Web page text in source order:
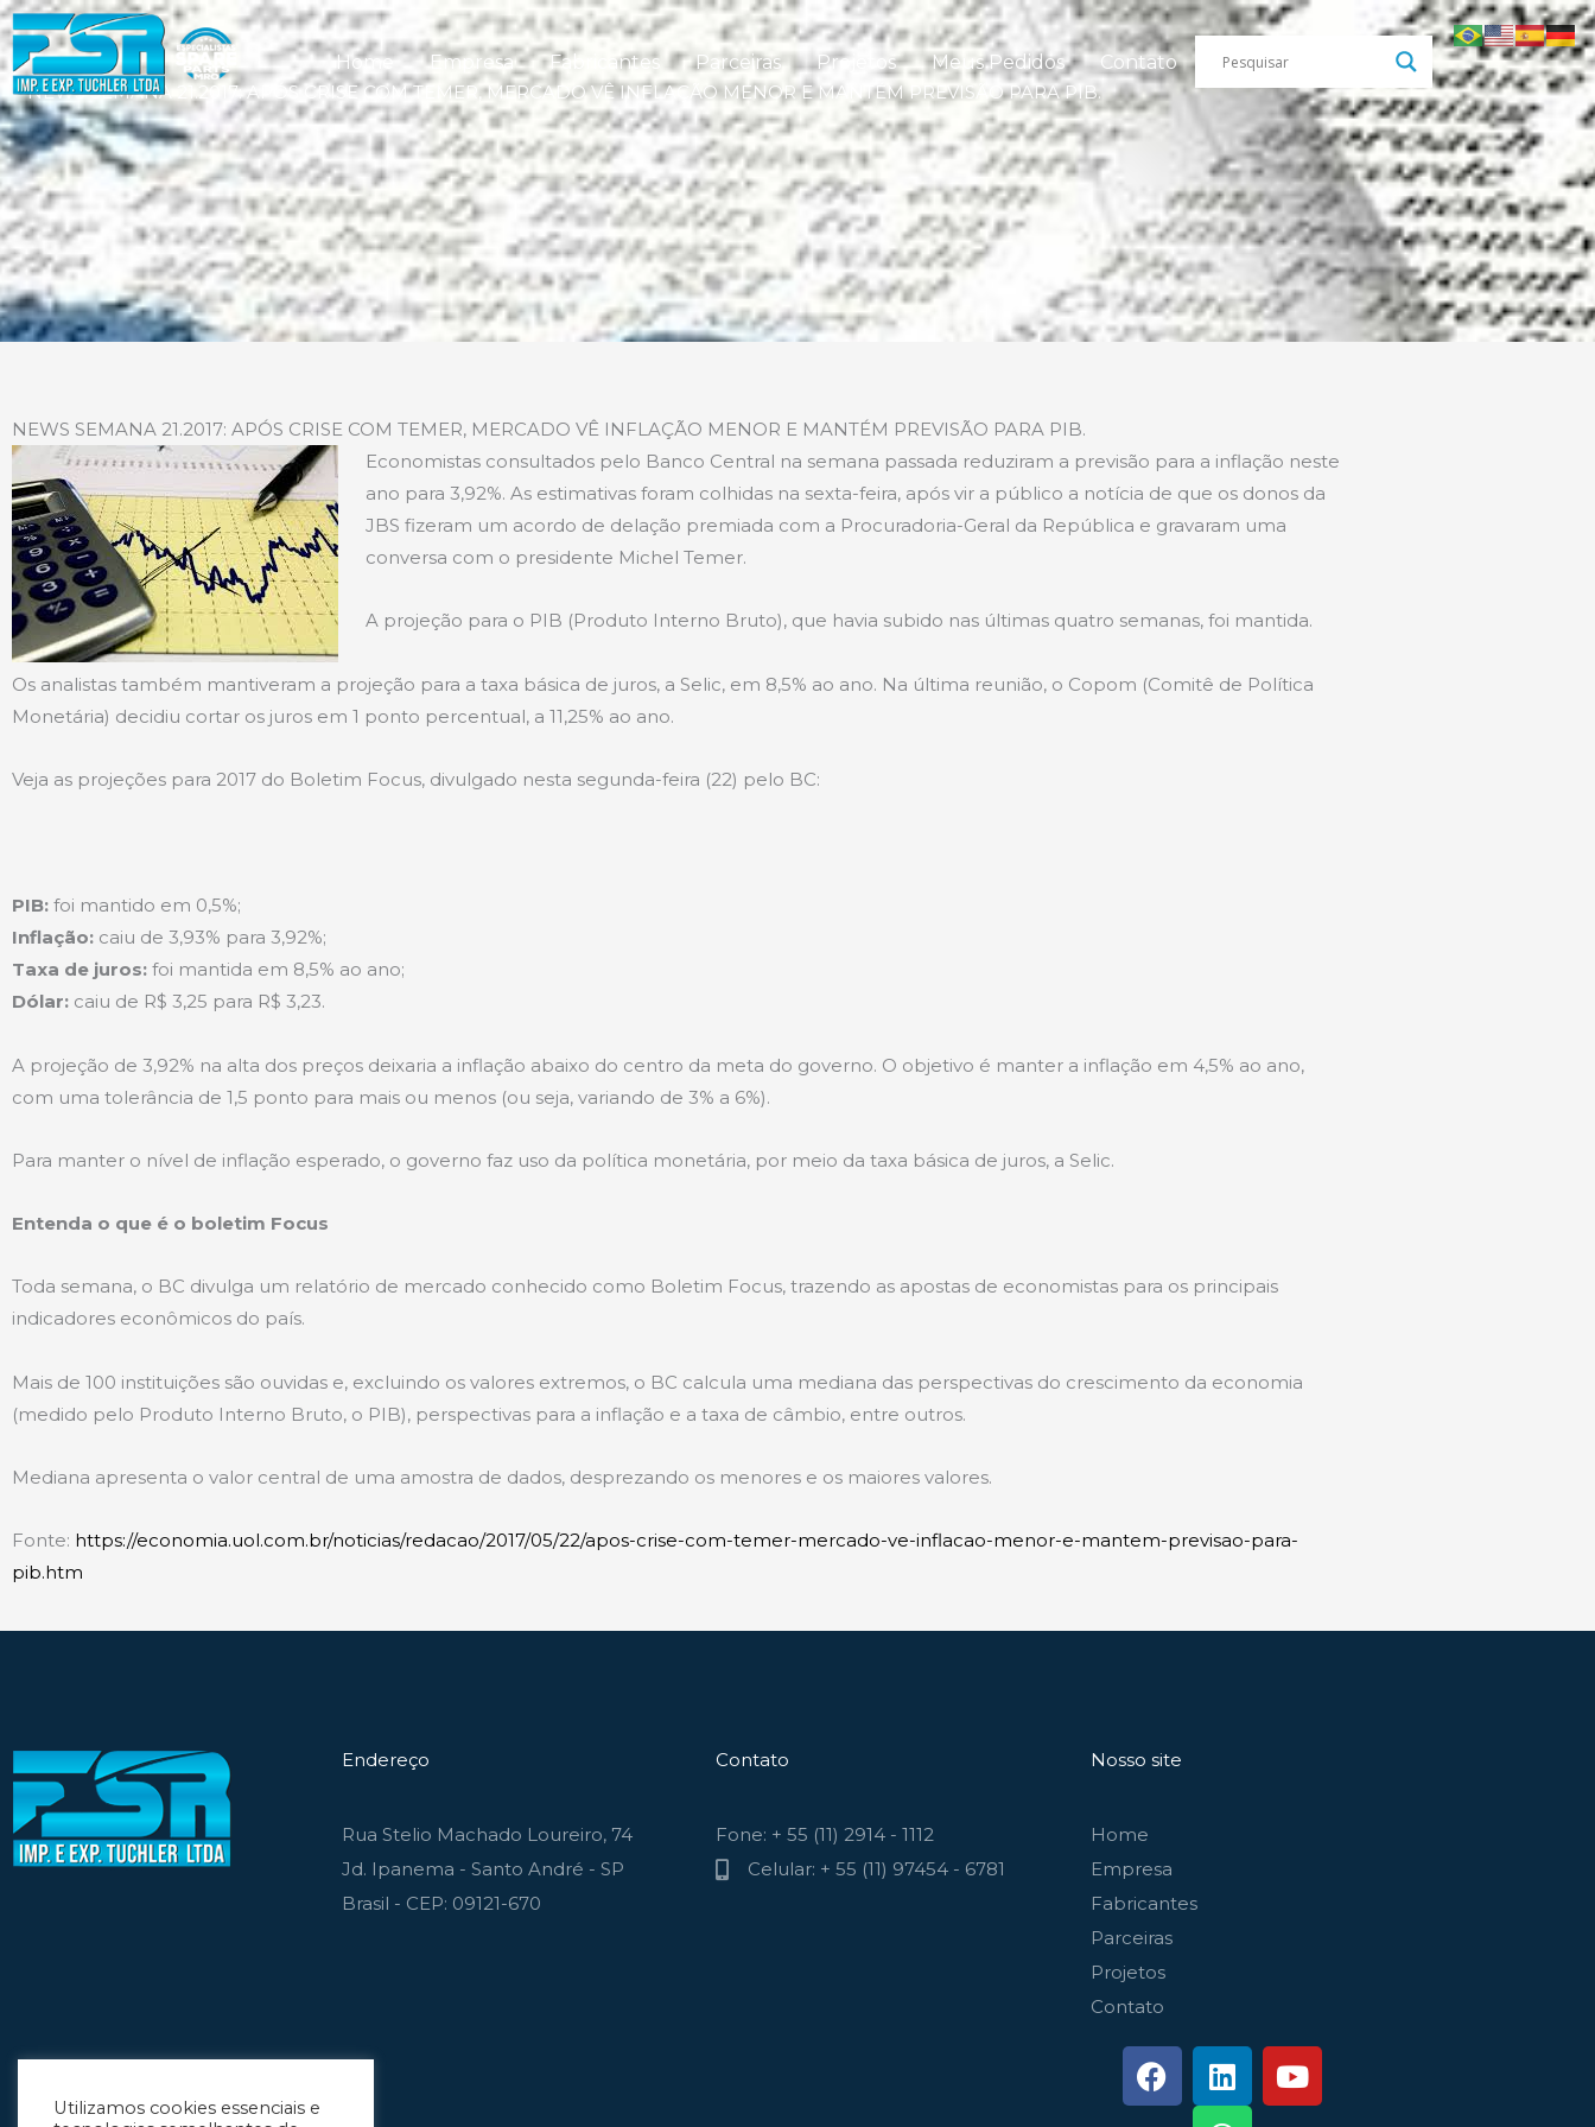
Home Empresa Fabricantes Parceiras Projetos Meus Pedidos
Contato
NEWS SEMANA 21.2017: APÓS CRISE COM TEMER, MERCADO VÊ INFLAÇÃO MENOR E MANTÉM PREVISÃO PARA PIB.
NEWS SEMANA 21.2017: APÓS CRISE COM TEMER, MERCADO VÊ INFLAÇÃO MENOR E MANTÉM PREVISÃO PARA PIB.
Economistas consultados pelo Banco Central na semana passada reduziram a previsão para a inflação neste
ano para 3,92%. As estimativas foram colhidas na sexta-feira, após vir a público a notícia de que os donos da
JBS fizeram um acordo de delação premiada com a Procuradoria-Geral da República e gravaram uma
conversa com o presidente Michel Temer.
A projeção para o PIB (Produto Interno Bruto), que havia subido nas últimas quatro semanas, foi mantida.
Os analistas também mantiveram a projeção para a taxa básica de juros, a Selic, em 8,5% ao ano. Na última reunião, o Copom (Comitê de Política
Monetária) decidiu cortar os juros em 1 ponto percentual, a 11,25% ao ano.
Veja as projeções para 2017 do Boletim Focus, divulgado nesta segunda-feira (22) pelo BC:
PIB: foi mantido em 0,5%;
Inflação: caiu de 3,93% para 3,92%;
Taxa de juros: foi mantida em 8,5% ao ano;
Dólar: caiu de R$ 3,25 para R$ 3,23.
A projeção de 3,92% na alta dos preços deixaria a inflação abaixo do centro da meta do governo. O objetivo é manter a inflação em 4,5% ao ano,
com uma tolerância de 1,5 ponto para mais ou menos (ou seja, variando de 3% a 6%).
Para manter o nível de inflação esperado, o governo faz uso da política monetária, por meio da taxa básica de juros, a Selic.
Entenda o que é o boletim Focus
Toda semana, o BC divulga um relatório de mercado conhecido como Boletim Focus, trazendo as apostas de economistas para os principais
indicadores econômicos do país.
Mais de 100 instituições são ouvidas e, excluindo os valores extremos, o BC calcula uma mediana das perspectivas do crescimento da economia
(medido pelo Produto Interno Bruto, o PIB), perspectivas para a inflação e a taxa de câmbio, entre outros.
Mediana apresenta o valor central de uma amostra de dados, desprezando os menores e os maiores valores.
Fonte: https://economia.uol.com.br/noticias/redacao/2017/05/22/apos-crise-com-temer-mercado-ve-inflacao-menor-e-mantem-previsao-para-
pib.htm
Endereço
Rua Stelio Machado Loureiro, 74
Jd. Ipanema - Santo André - SP
Brasil - CEP: 09121-670
Contato
Fone: + 55 (11) 2914 - 1112
Celular: + 55 (11) 97454 - 6781
Nosso site
Home
Empresa
Fabricantes
Parceiras
Projetos
Contato
F
a
L
i
n
Y
o
W
h
a
Utilizamos cookies essenciais e